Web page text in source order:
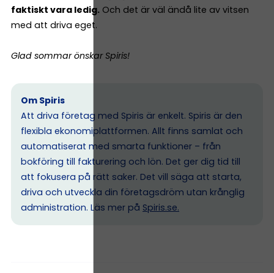
faktiskt vara ledig. Och det är väl ändå lite av vitsen
med att driva eget.
Glad sommar önskar Spiris!
Om Spiris
Att driva företag med Spiris är enkelt. Spiris är den
flexibla ekonomiplattformen. Allt finns samlat och
automatiserat med smarta funktioner – från
bokföring till fakturering och lön. Det ger dig tid till
att fokusera på rätt saker. Det vill säga att starta,
driva och utveckla din företagsdröm utan krånglig
administration. Läs mer på Spiris.se.